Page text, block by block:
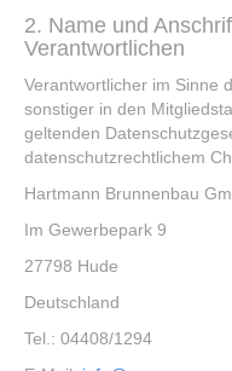
2. Name und
Verantwortlichen
Verantwortlicher im Sinne
sonstiger in den
geltenden
datenschutzrechtlichem
Hartmann Brunnenbau
Im Gewerbepark 9
27798 Hude
Deutschland
Tel.: 04408/1294